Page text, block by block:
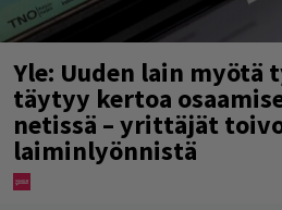
Yle: Uuden lain myötä
täytyy kertoa
netissä – yrittäjät
laiminlyönnistä